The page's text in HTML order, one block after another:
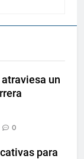
un
0
para